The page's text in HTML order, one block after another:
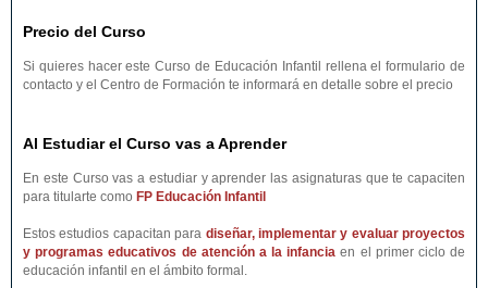
Precio del Curso
Si quieres hacer este Curso de Educación Infantil rellena el formulario de
contacto y el Centro de Formación te informará en detalle sobre el precio
Al Estudiar el Curso vas a Aprender
En este Curso vas a estudiar y aprender las asignaturas que te capaciten
para titularte como FP Educación Infantil
Estos estudios capacitan para diseñar, implementar y evaluar proyectos
y programas educativos de atención a la infancia en el primer ciclo de
educación infantil en el ámbito formal.